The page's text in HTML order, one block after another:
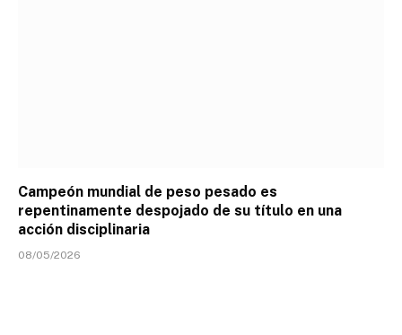
Campeón mundial de peso pesado es
repentinamente despojado de su título en una
acción disciplinaria
08/05/2026